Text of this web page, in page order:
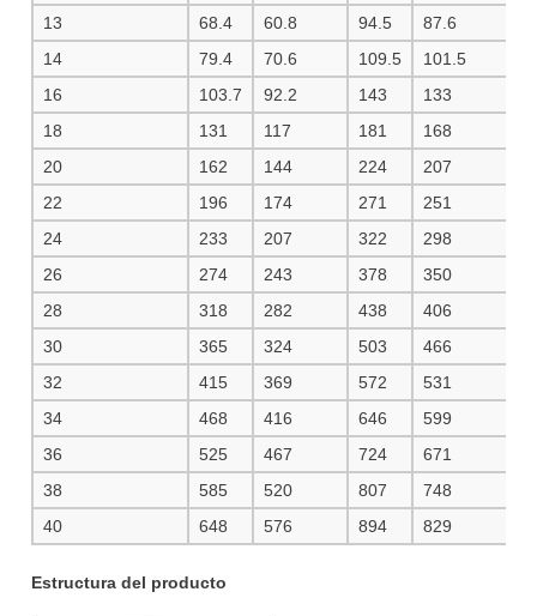
13 68.4 60.8 94.5 87.6
14
79.4 70.6 109.5 101.5
16
103.7 92.2 143 133
18
131 117 181 168
20
162 144 224 207
22
196 174 271 251
24
233 207 322 298
26
274 243 378 350
28
318 282 438 406
30
365 324 503 466
32
415 369 572 531
34
468 416 646 599
36
525 467 724 671
38
585 520 807 748
40
648 576 894 829
Estructura del producto